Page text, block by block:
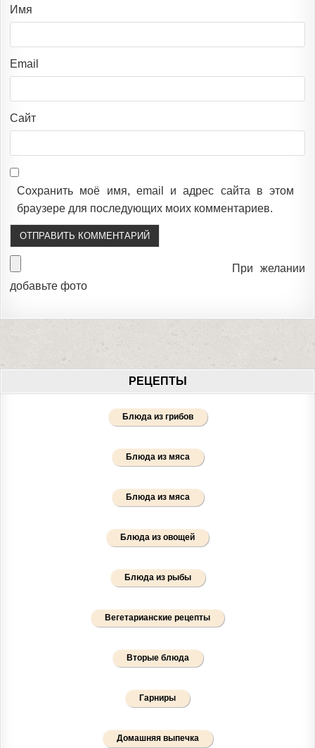
Имя
Email
Сайт
Сохранить моё имя, email и адрес сайта в этом
браузере для последующих моих комментариев.
При желании
добавьте фото
РЕЦЕПТЫ
Блюда из грибов
Блюда из мяса
Блюда из мяса
Блюда из овощей
Блюда из рыбы
Вегетарианские рецепты
Вторые блюда
Гарниры
Домашняя выпечка